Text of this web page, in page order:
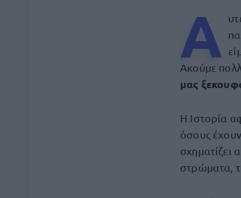
Α
Ακούμε
μας
Η Ιστορία
όσους
σχηματίζει
στρώματα,